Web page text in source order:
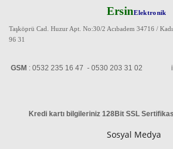
ErsinElektronik
Taşköprü Cad. Huzur Apt. No:30/2 Acıbadem 34716 /
96 31
GSM : 0532 235 16 47 - 0530 203 31 02
Kredi kartı bilgileriniz 128Bit SSL
Sosyal Medya